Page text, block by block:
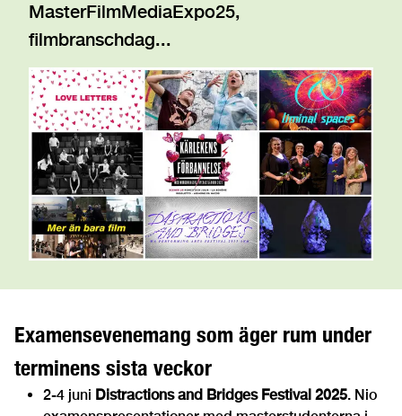
MasterFilmMediaExpo25,
filmbranschdag...
Examensevenemang som äger rum under
terminens sista veckor
2-4 juni Distractions and Bridges Festival 2025. Nio